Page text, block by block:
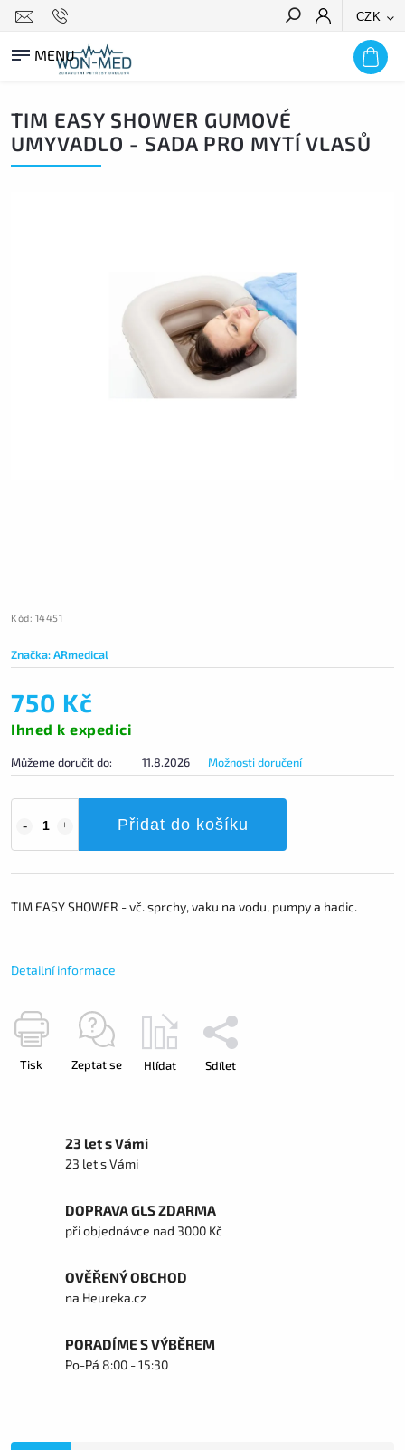
CZK
HLEDAT
TIM EASY SHOWER GUMOVÉ
UMYVADLO - SADA PRO MYTÍ VLASŮ
Kód: 14451
Značka:ARmedical
750 Kč
Ihned k expedici
Můžeme doručit do: 11.8.2026 Možnosti doručení
Přidat do košíku
TIM EASY SHOWER -vč. sprchy, vaku na vodu, pumpy a hadic.
Detailní informace
Tisk Zeptat se Hlídat Sdílet
23 let s Vámi
23 let s Vámi
DOPRAVA GLS ZDARMA
při objednávce nad 3000 Kč
OVĚŘENÝ OBCHOD
na Heureka.cz
PORADÍME S VÝBĚREM
Po-Pá 8:00 - 15:30